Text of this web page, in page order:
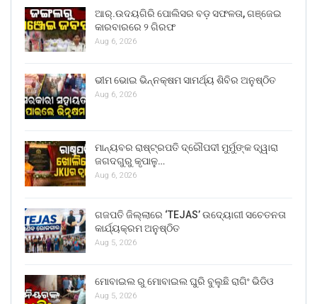
ଆର୍.ଉଦୟଗିରି ପୋଲିସର ବଡ଼ ସଫଳତା, ଗଞ୍ଜେଇ
କାରବାରରେ ୨ ଗିରଫ
Aug 6, 2026
ଭୀମ ଭୋଇ ଭିନ୍ନକ୍ଷମ ସାମର୍ଥ୍ୟ ଶିବିର ଅନୁଷ୍ଠିତ
Aug 6, 2026
ମାନ୍ୟବର ରାଷ୍ଟ୍ରପତି ଦ୍ରୌପଦୀ ମୁର୍ମୁଙ୍କ ଦ୍ୱାରା
ଜଗଦଗୁରୁ କୃପାଳୁ…
Aug 6, 2026
ଗଜପତି ଜିଲ୍ଲାରେ ‘TEJAS’ ଉଦ୍ୟୋଗୀ ସଚେତନତା
କାର୍ଯ୍ୟକ୍ରମ ଅନୁଷ୍ଠିତ
Aug 5, 2026
ମୋବାଇଲ ରୁ ମୋବାଇଲ ଘୁରି ବୁଲୁଛି ରାଗିଂ ଭିଡିଓ
Aug 5, 2026